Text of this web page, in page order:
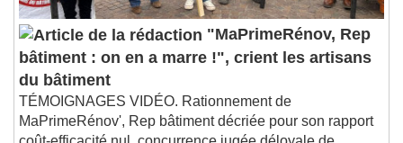
"MaPrimeRénov, Rep
bâtiment : on en a marre !", crient les artisans
du bâtiment
TÉMOIGNAGES VIDÉO. Rationnement de
MaPrimeRénov', Rep bâtiment décriée pour son rapport